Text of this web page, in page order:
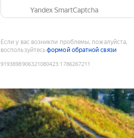
Yandex SmartCaptcha
Если у вас возникли проблемы, пожалуйста,
воспользуйтесьформой обратной связи
9193898906321080423:1786267211